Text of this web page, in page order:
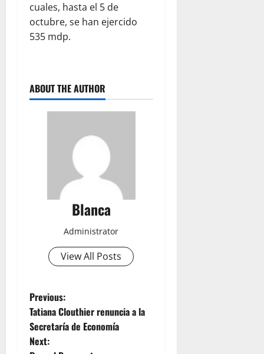
cuales, hasta el 5 de
octubre, se han ejercido
535 mdp.
ABOUT THE AUTHOR
Blanca
Administrator
View All Posts
P
o
Previous:
Tatiana Clouthier renuncia a la
Secretaría de Economía
Next: